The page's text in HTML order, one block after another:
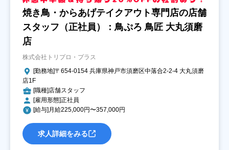
焼き鳥・からあげテイクアウト専門店の店舗
スタッフ（正社員）：鳥ぷろ 鳥匠 大丸須磨
店
株式会社トリプロ・プラス
[勤務地]〒654-0154 兵庫県神戸市須磨区中落合2-2-4 大丸須磨
店1F
[職種]店舗スタッフ
[雇用形態]正社員
[給与]月給225,000円〜357,000円
求人詳細をみる